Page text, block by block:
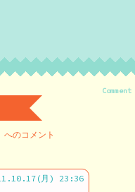
Comment
へのコメント
月) 23:36